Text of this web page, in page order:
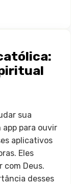
sua
para ouvir
aplicativos
Eles
com Deus.
desses